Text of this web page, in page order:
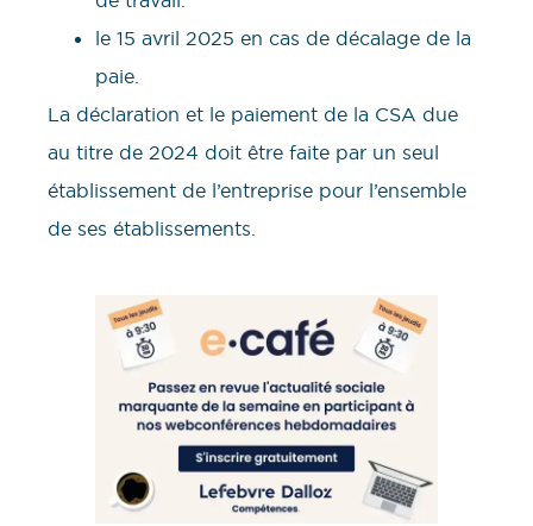
le 15 avril 2025 en cas de décalage de la
paie.
La déclaration et le paiement de la CSA due
au titre de 2024 doit être faite par un seul
établissement de l’entreprise pour l’ensemble
de ses établissements.